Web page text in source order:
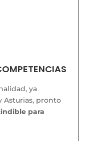
ya
Asturias, pronto
para